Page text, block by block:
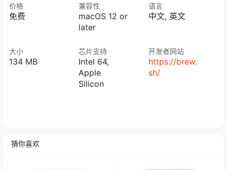
价格
免费
大小
134 MB
兼容性
macOS 12 or
later
芯片支持
Intel 64,
Apple
Silicon
语言
中文, 英文
开发者网站
https://brew.
sh/
猜你喜欢